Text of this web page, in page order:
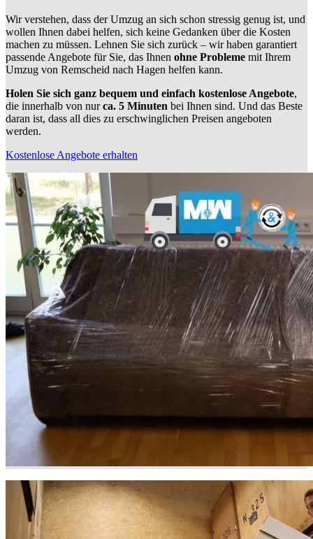
Wir verstehen, dass der Umzug an sich schon stressig genug ist, und
wollen Ihnen dabei helfen, sich keine Gedanken über die Kosten
machen zu müssen. Lehnen Sie sich zurück – wir haben garantiert
passende Angebote für Sie, das Ihnen ohne Probleme mit Ihrem
Umzug von Remscheid nach Hagen helfen kann.
Holen Sie sich ganz bequem und einfach kostenlose Angebote,
die innerhalb von nurca. 5 Minuten bei Ihnen sind. Und das Beste
daran ist, dass all dies zu erschwinglichen Preisen angeboten
werden.
Kostenlose Angebote erhalten